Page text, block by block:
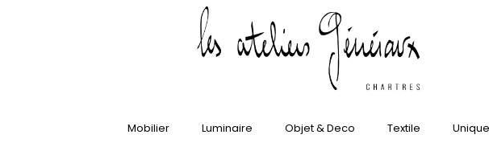
Mobilier Luminaire Objet & Deco Textile Unique
Home / Validation de la commande